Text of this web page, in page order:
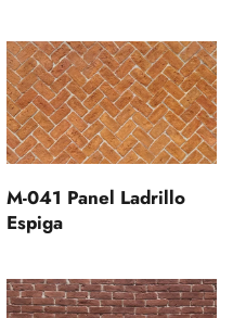
M-041 Panel Ladrillo
Espiga